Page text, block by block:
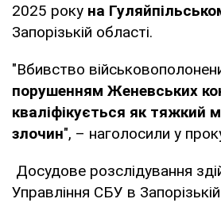
2025 року на
Запорізькій області.
"Вбивство
порушенням Женевських
кваліфікується як тяжкий
злочин", – наголосили у
Досудове розслідування
Управління СБУ в